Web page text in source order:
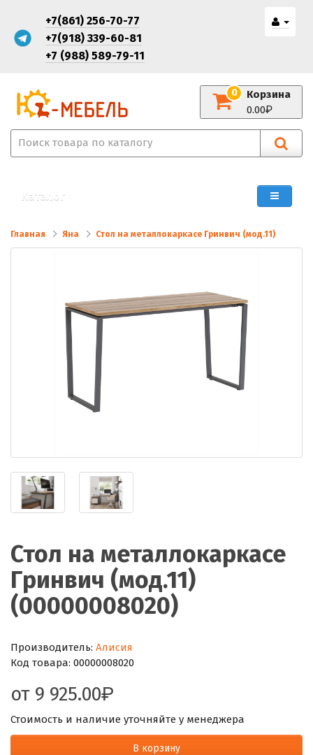
+7(861) 256-70-77
+7(918) 339-60-81
+7 (988) 589-79-11
Корзина
0
0.00
Каталог
Главная Яна Стол на металлокаркасе Гринвич (мод.11)
Стол на металлокаркасе
Гринвич (мод.11)
(00000008020)
Производитель: Алисия
Код товара: 00000008020
от 9 925.00
Стоимость и наличие уточняйте у менеджера
В корзину